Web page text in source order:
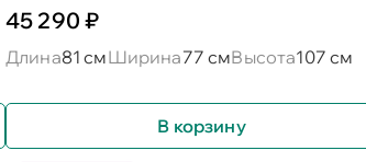
45 290 ₽
Длина81 смШирина77 смВысота107 см
В корзину